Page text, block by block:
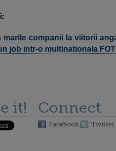
marile companii la viitorii
job intr-o multinationala
it! Connect
Facebook Twitter